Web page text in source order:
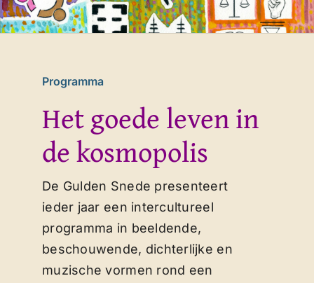
Over ons
Multimedia
Contact
Programma
Het goede leven in
de kosmopolis
De Gulden Snede presenteert
ieder jaar een intercultureel
programma in beeldende,
beschouwende, dichterlijke en
muzische vormen rond een